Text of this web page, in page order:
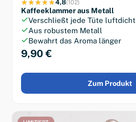
4,8(102)
Kaffeeklammer aus Metall
Verschließt jede Tüte luftdicht
Aus robustem Metall
Bewahrt das Aroma länger
9,90 €
Zum Produkt